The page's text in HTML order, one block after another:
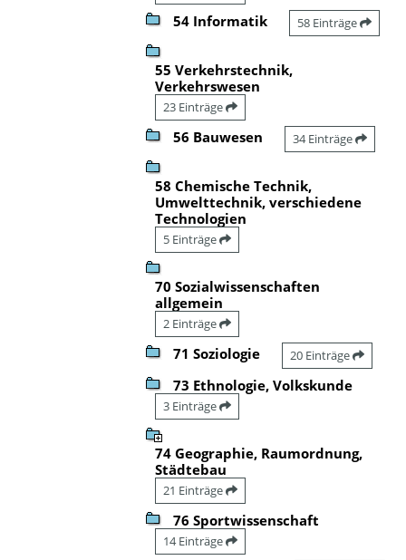
54 Informatik 58 Einträge
55 Verkehrstechnik,
Verkehrswesen
23 Einträge
56 Bauwesen 34 Einträge
58 Chemische Technik,
Umwelttechnik, verschiedene
Technologien
5 Einträge
70 Sozialwissenschaften
allgemein
2 Einträge
71 Soziologie 20 Einträge
73 Ethnologie, Volkskunde
3 Einträge
74 Geographie, Raumordnung,
Städtebau
21 Einträge
76 Sportwissenschaft
14 Einträge